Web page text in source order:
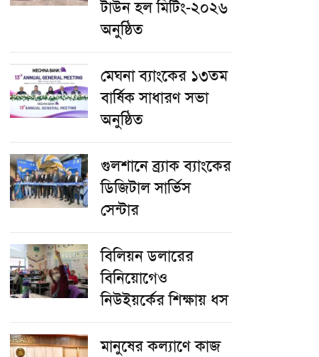
টাউন হল মিটিং-২০২৬
অনুষ্ঠিত
মেঘনা ব্যাংকের ১৩তম
বার্ষিক সাধারণ সভা
অনুষ্ঠিত
গুলশানে ব্র্যাক ব্যাংকের
ডিজিটাল সার্ভিস
সেন্টার
বিলিয়ন ডলারের
বিনিয়োগেও
নিউইয়র্কের শিক্ষায় ধস
মানুষের কল্যাণে কাজ